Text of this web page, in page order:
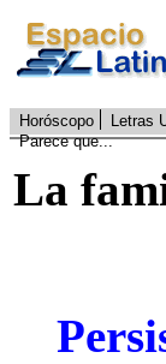
Horóscopo Letras
Parece que...
La